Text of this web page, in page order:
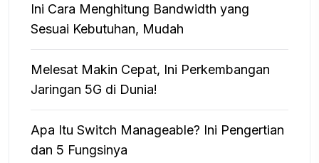
Ini Cara Menghitung Bandwidth yang
Sesuai Kebutuhan, Mudah
Melesat Makin Cepat, Ini Perkembangan
Jaringan 5G di Dunia!
Apa Itu Switch Manageable? Ini Pengertian
dan 5 Fungsinya